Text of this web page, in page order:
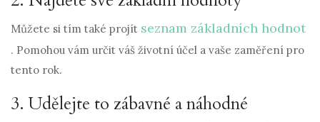
Můžete si tím také projít seznam základních hodnot
. Pomohou vám určit váš životní účel a vaše zaměření pro
tento rok.
3. Udělejte to zábavné a náhodné